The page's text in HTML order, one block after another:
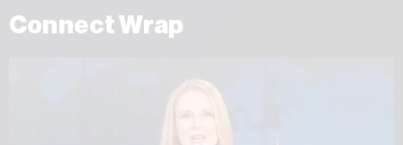
Connect Wrap